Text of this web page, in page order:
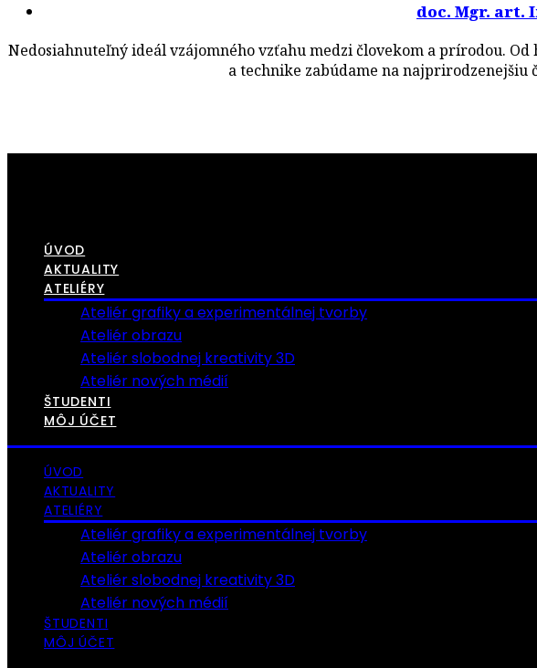
doc. Mgr. art.
Nedosiahnuteľný ideál vzájomného vzťahu medzi človekom a prírodou.
a technike zabúdame na najprirodzenejšiu
ÚVOD
AKTUALITY
ATELIÉRY
Ateliér grafiky a experimentálnej tvorby
Ateliér obrazu
Ateliér slobodnej kreativity 3D
Ateliér nových médií
ŠTUDENTI
MÔJ ÚČET
ÚVOD
AKTUALITY
ATELIÉRY
Ateliér grafiky a experimentálnej tvorby
Ateliér obrazu
Ateliér slobodnej kreativity 3D
Ateliér nových médií
ŠTUDENTI
MÔJ ÚČET